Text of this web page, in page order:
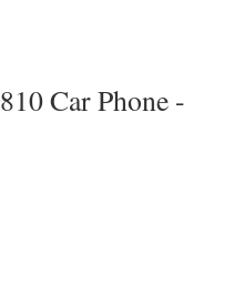
810 Car Phone -